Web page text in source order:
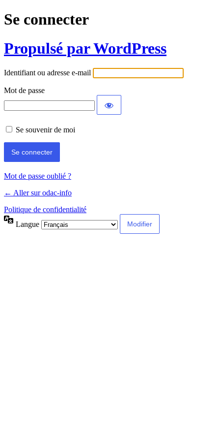
Se connecter
Propulsé par WordPress
Identifiant ou adresse e-mail
Mot de passe
Se souvenir de moi
Mot de passe oublié ?
← Aller sur odac-info
Politique de confidentialité
Langue